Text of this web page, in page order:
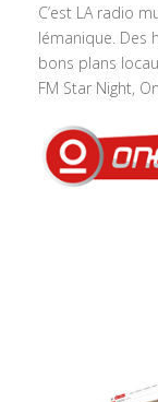
C’est LA radio
lémanique. Des
bons plans
FM Star Night,